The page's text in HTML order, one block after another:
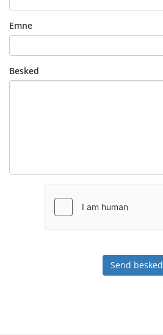
Emne
Besked
Send besked